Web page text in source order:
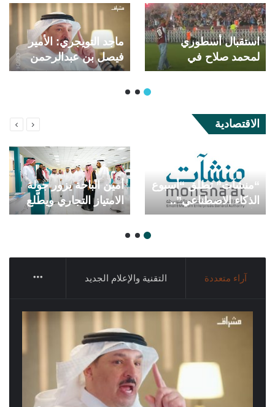
استقبال أسطوري
لمحمد صلاح في
طرابزون.. عشرات
ماجد التويجري: الأمير
فيصل بن عبدالرحمن
تدخّل لمنع اعتداء لاعبين
الاقتصادية
“منشآت” تطلق “أسبوع
الذكاء الاصطناعي”..
الأحد المقبل
أمين الباحة يزور جولة
الامتياز التجاري ويطّلع
على الفرص الاستثمارية
آراء متعددة التقنية والإعلام الجديد